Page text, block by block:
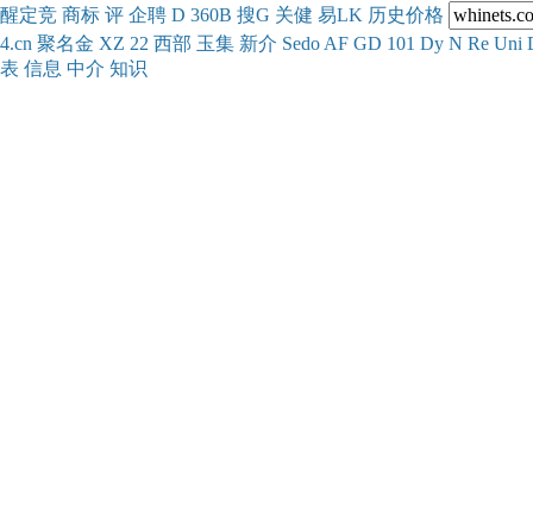
醒定竞 商标 评 企聘 D 360B 搜G 关健 易LK 历史价格
4.cn 聚名金 XZ 22 西部 玉集 新介 Sedo AF GD 101 Dy N Re Uni
表 信息 中介 知识